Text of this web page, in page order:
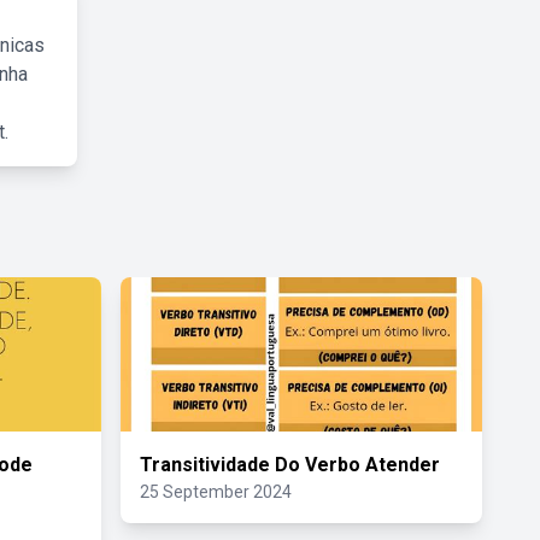
Transitividade Do Verbo Atender
25 September 2024